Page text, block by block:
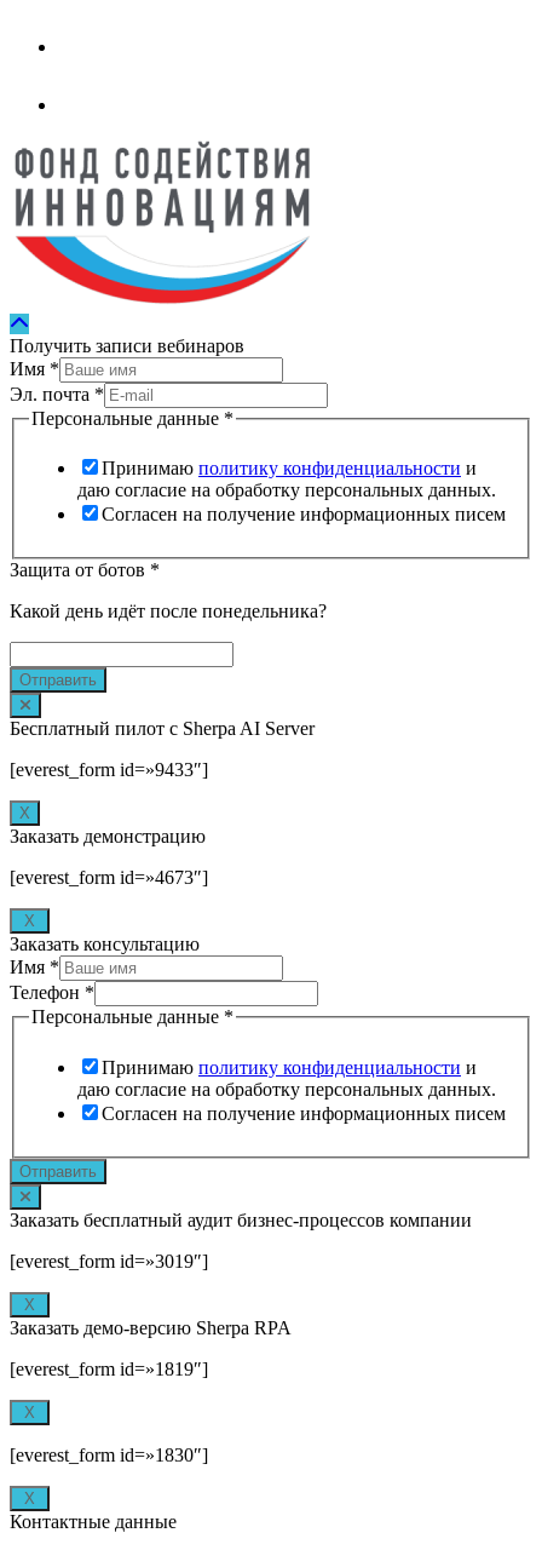
Получить записи вебинаров
Имя *
Эл. почта *
Персональные данные *
Принимаю политику конфиденциальности и
даю согласие на обработку персональных данных.
Согласен на получение информационных писем
Защита от ботов *
Какой день идёт после понедельника?
Отправить
Бесплатный пилот с Sherpa AI Server
[everest_form id=»9433″]
Х
Заказать демонстрацию
[everest_form id=»4673″]
X
Заказать консультацию
Имя *
Телефон *
Персональные данные *
Принимаю политику конфиденциальности и
даю согласие на обработку персональных данных.
Согласен на получение информационных писем
Отправить
Заказать бесплатный аудит бизнес-процессов компании
[everest_form id=»3019″]
X
Заказать демо-версию Sherpa RPA
[everest_form id=»1819″]
X
[everest_form id=»1830″]
X
Контактные данные